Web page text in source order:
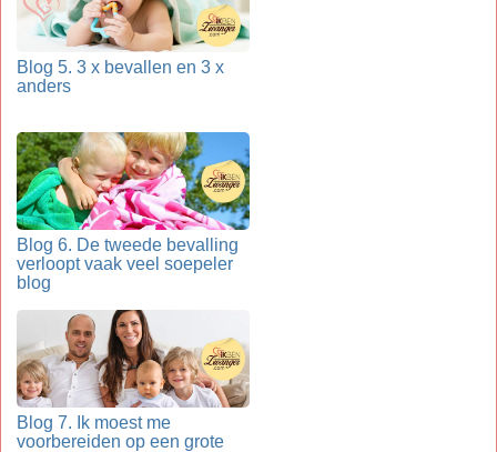
Blog 5. 3 x bevallen en 3 x
anders
Blog 6. De tweede bevalling
verloopt vaak veel soepeler
blog
Blog 7. Ik moest me
voorbereiden op een grote